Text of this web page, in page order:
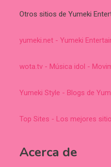
Otros sitios de Yumeki
yumeki.net - Yumeki
wota.tv - Música idol -
Yumeki Style - Blogs de
Top Sites - Los mejores
Acerca de